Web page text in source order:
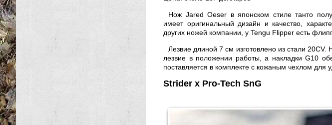
Нож Jared Oeser в японском стиле танто
имеет оригинальный дизайн и качество,
других ножей компании, у Tengu Flipper есть
Лезвие длиной 7 см изготовлено из стали
лезвие в положении работы, а накладки G10
поставляется в комплекте с кожаным чехлом для
Strider x Pro-Tech SnG